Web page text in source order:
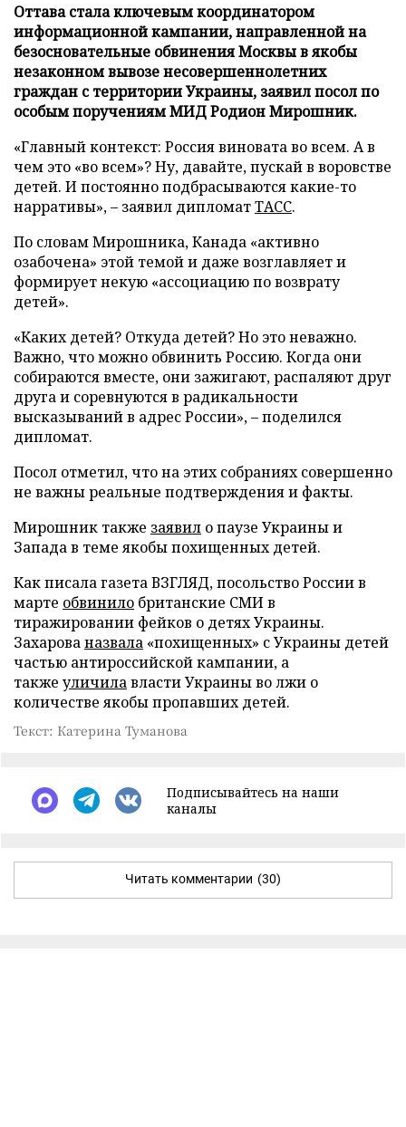
Оттава стала ключевым координатором
информационной кампании, направленной на
безосновательные обвинения Москвы в якобы
незаконном вывозе несовершеннолетних
граждан с территории Украины, заявил посол по
особым поручениям МИД Родион Мирошник.
«Главный контекст: Россия виновата во всем. А в
чем это «во всем»? Ну, давайте, пускай в воровстве
детей. И постоянно подбрасываются какие-то
нарративы», – заявил дипломатТАСС.
По словам Мирошника, Канада «активно
озабочена» этой темой и даже возглавляет и
формирует некую «ассоциацию по возврату
детей».
«Каких детей? Откуда детей? Но это неважно.
Важно, что можно обвинить Россию. Когда они
собираются вместе, они зажигают, распаляют друг
друга и соревнуются в радикальности
высказываний в адрес России», – поделился
дипломат.
Посол отметил, что на этих собраниях совершенно
не важны реальные подтверждения и факты.
Мирошник также заявил о паузе Украины и
Запада в теме якобы похищенных детей.
Как писала газета ВЗГЛЯД, посольство России в
марте обвинило британские СМИ в
тиражировании фейков о детях Украины.
Захарованазвала «похищенных» с Украины детей
частью антироссийской кампании, а
также уличилавласти Украины во лжи о
количестве якобы пропавших детей.
Текст: Катерина Туманова
Подписывайтесь на наши
каналы
Читать комментарии (30)